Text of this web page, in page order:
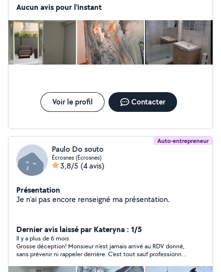
Aucun avis pour l'instant
Voir le profil Contacter
Auto-entrepreneur
Paulo Do souto
Écrosnes (Écrosnes)
3,8/5 (4 avis)
Présentation
Je n'ai pas encore renseigné ma présentation.
Dernier avis laissé par Kateryna : 1/5
Il y a plus de 6 mois
Grosse déception! Monsieur n’est jamais arrivé au RDV donné,
sans prévenir ni rappeler derrière. C’est tout sauf professionnel.